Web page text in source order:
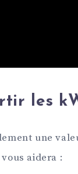
les
une
aidera :